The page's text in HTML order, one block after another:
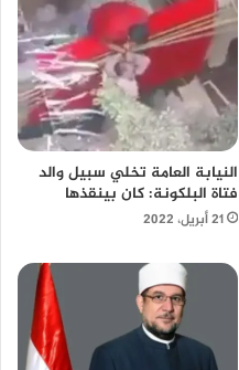
النيابة العامة تخلي سبيل والد
فتاة البلكونة: كان بينقذها
21 أبريل، 2022